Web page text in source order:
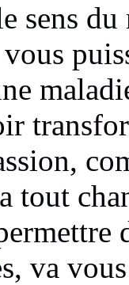
sens du
tout
va